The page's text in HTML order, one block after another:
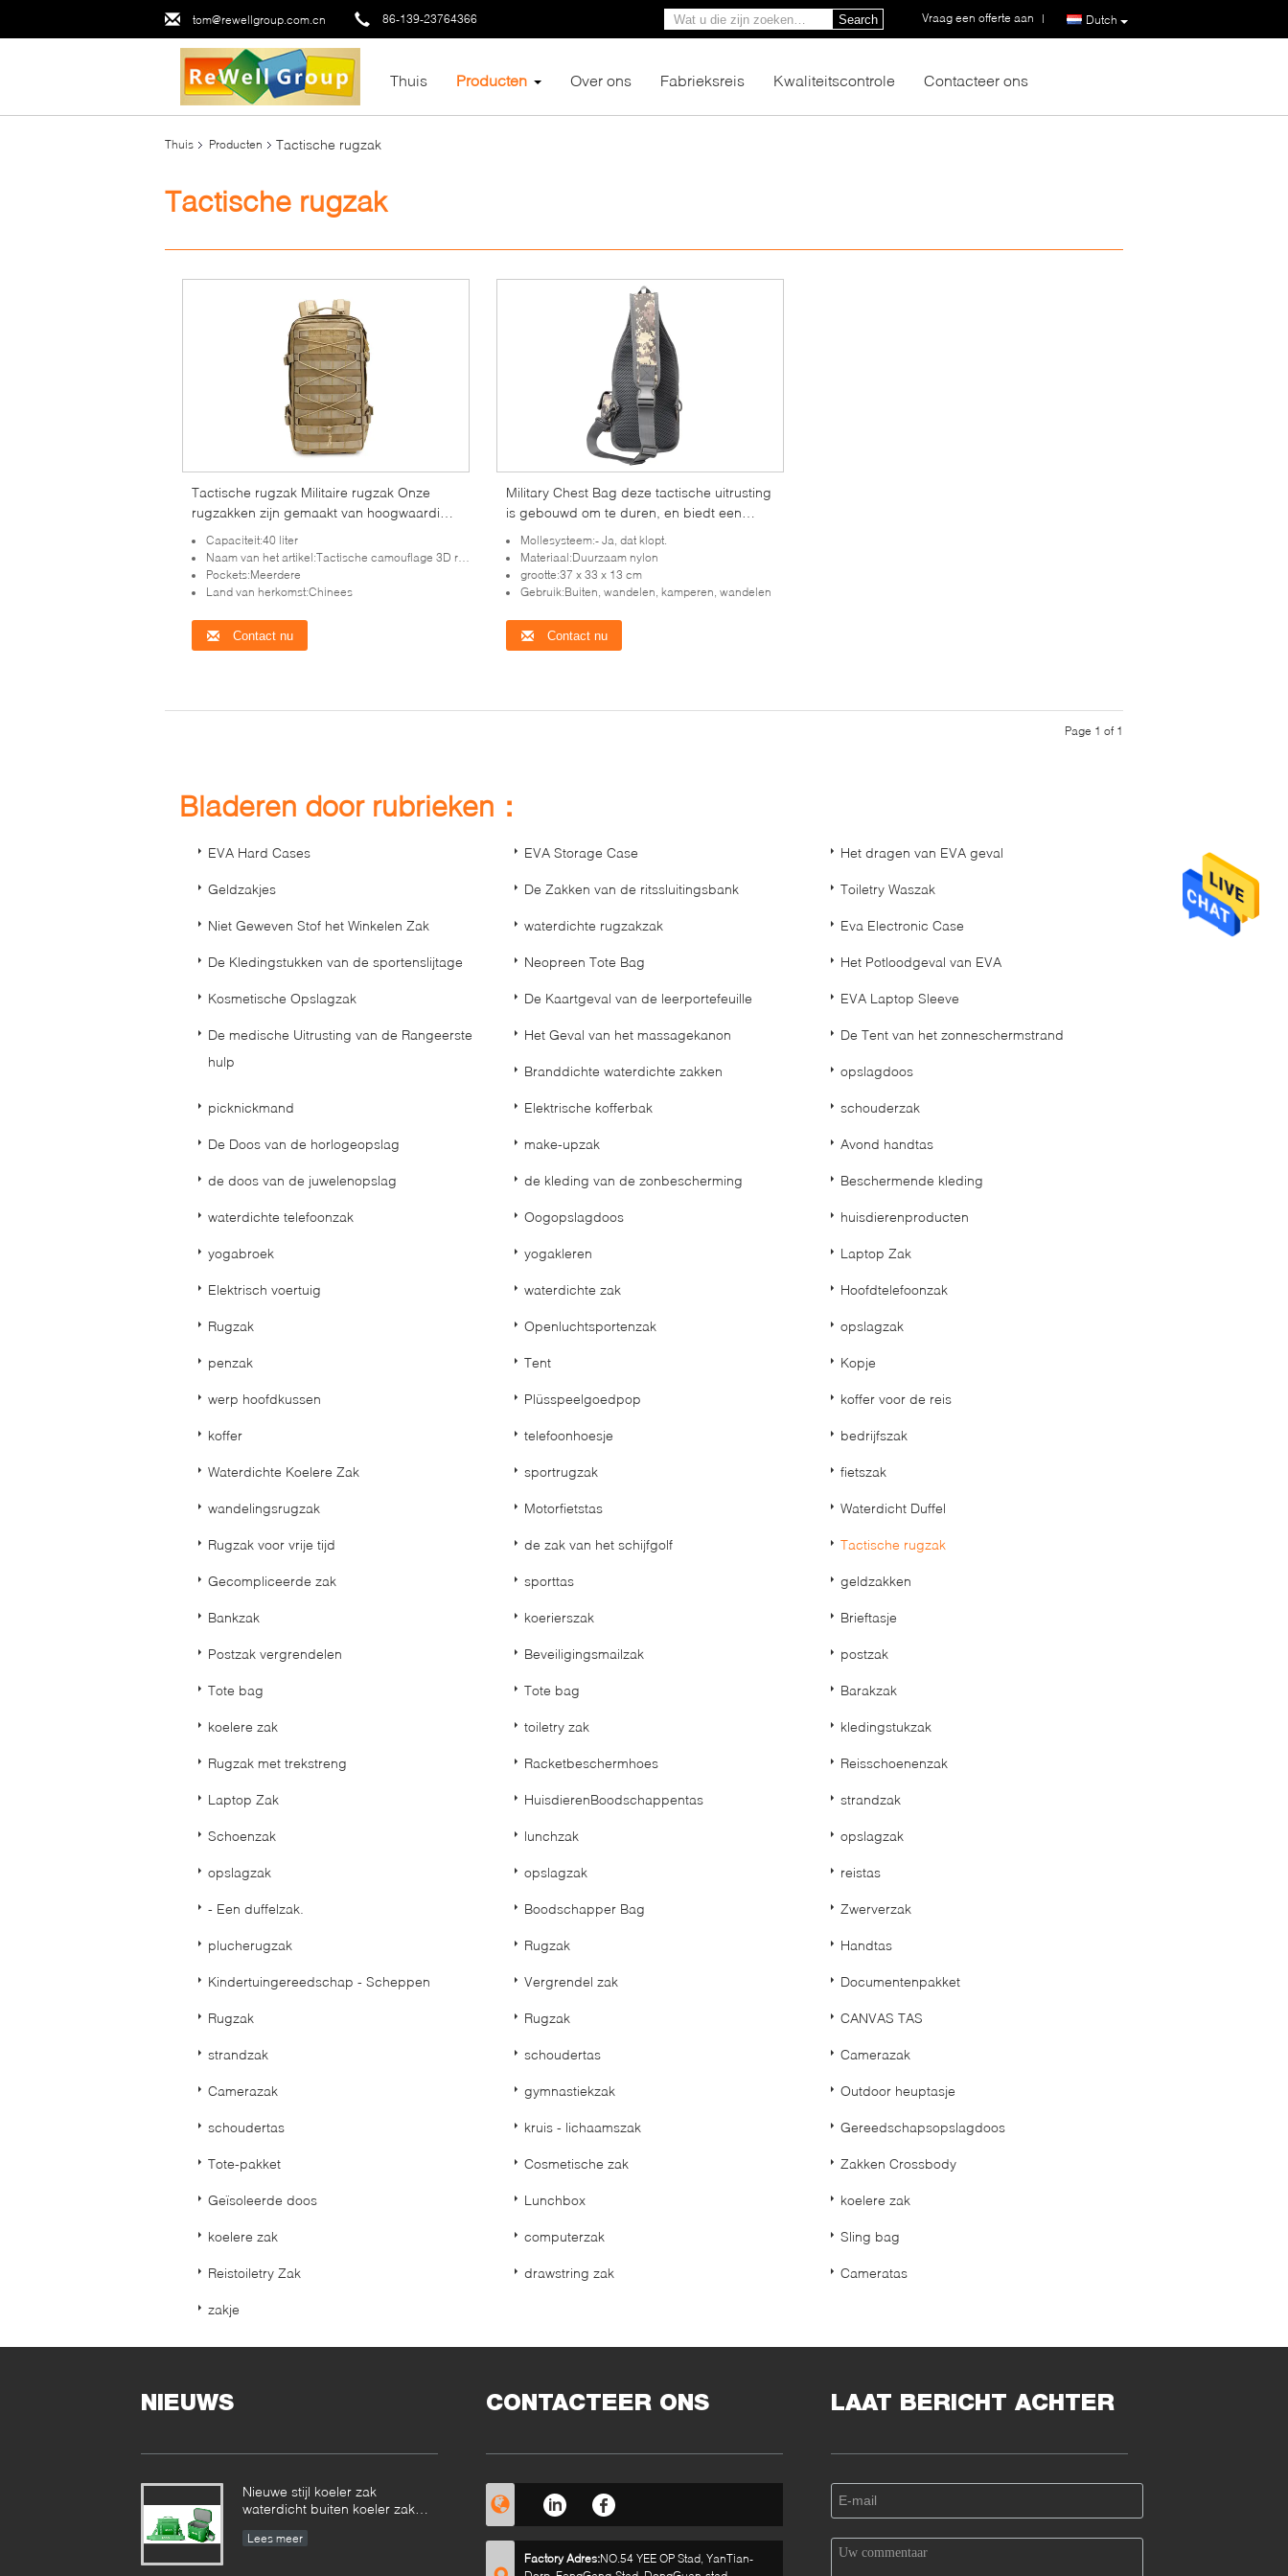
tom@rewellgroup.com.cn 86-139-23764366 Dutch
Vraag een offerte aan |
Search
Thuis Producten Over ons Fabrieksreis Kwaliteitscontrole Contacteer ons
Thuis Producten Tactische rugzak
Tactische rugzak
Tactische rugzak Militaire rugzak Onze
rugzakken zijn gemaakt van hoogwaardige
materialen en bieden de duurzaamheid
Capaciteit:40 liter
Naam van het artikel:Tactische camouflage 3D rugzak
Pockets:Meerdere
Land van herkomst:Chinees
Contact nu
Military Chest Bag deze tactische uitrusting
is gebouwd om te duren, en biedt een
perfecte mix van duurzaamheid,
functionaliteit en stijl.
Mollesysteem:- Ja, dat klopt.
Materiaal:Duurzaam nylon
grootte:37 x 33 x 13 cm
Gebruik:Buiten, wandelen, kamperen, wandelen
Contact nu
Page 1 of 1
Bladeren door rubrieken：
EVA Hard Cases EVA Storage Case Het dragen van EVA geval
Geldzakjes De Zakken van de ritssluitingsbank Toiletry Waszak
Niet Geweven Stof het Winkelen Zak waterdichte rugzakzak Eva Electronic Case
De Kledingstukken van de sportenslijtage Neopreen Tote Bag Het Potloodgeval van EVA
Kosmetische Opslagzak De Kaartgeval van de leerportefeuille EVA Laptop Sleeve
De medische Uitrusting van de Rangeerste
hulp
Het Geval van het massagekanon De Tent van het zonneschermstrand
Branddichte waterdichte zakken opslagdoos
picknickmand Elektrische kofferbak schouderzak
De Doos van de horlogeopslag make-upzak Avond handtas
de doos van de juwelenopslag de kleding van de zonbescherming Beschermende kleding
waterdichte telefoonzak Oogopslagdoos huisdierenproducten
yogabroek yogakleren Laptop Zak
Elektrisch voertuig waterdichte zak Hoofdtelefoonzak
Rugzak Openluchtsportenzak opslagzak
penzak Tent Kopje
werp hoofdkussen Plüsspeelgoedpop koffer voor de reis
koffer telefoonhoesje bedrijfszak
Waterdichte Koelere Zak sportrugzak fietszak
wandelingsrugzak Motorfietstas Waterdicht Duffel
Rugzak voor vrije tijd de zak van het schijfgolf Tactische rugzak
Gecompliceerde zak sporttas geldzakken
Bankzak koerierszak Brieftasje
Postzak vergrendelen Beveiligingsmailzak postzak
Tote bag Tote bag Barakzak
koelere zak toiletry zak kledingstukzak
Rugzak met trekstreng Racketbeschermhoes Reisschoenenzak
Laptop Zak HuisdierenBoodschappentas strandzak
Schoenzak lunchzak opslagzak
opslagzak opslagzak reistas
- Een duffelzak. Boodschapper Bag Zwerverzak
plucherugzak Rugzak Handtas
Kindertuingereedschap - Scheppen Vergrendel zak Documentenpakket
Rugzak Rugzak CANVAS TAS
strandzak schoudertas Camerazak
Camerazak gymnastiekzak Outdoor heuptasje
schoudertas kruis - lichaamszak Gereedschapsopslagdoos
Tote-pakket Cosmetische zak Zakken Crossbody
Geïsoleerde doos Lunchbox koelere zak
koelere zak computerzak Sling bag
Reistoiletry Zak drawstring zak Cameratas
zakje
NIEUWS
Nieuwe stijl koeler zak
waterdicht buiten koeler zak
Lees meer
CONTACTEER ONS
Factory Adres:NO.54 YEE OP Stad, YanTian-
LAAT BERICHT ACHTER